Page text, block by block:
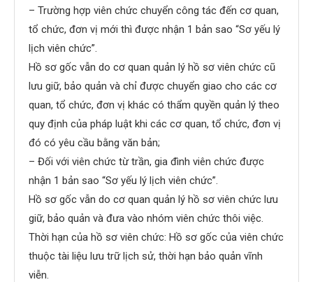
– Trường hợp viên chức chuyển công tác đến cơ quan,
tổ chức, đơn vị mới thì được nhận 1 bản sao “Sơ yếu lý
lịch viên chức”.
Hồ sơ gốc vẫn do cơ quan quản lý hồ sơ viên chức cũ
lưu giữ, bảo quản và chỉ được chuyển giao cho các cơ
quan, tổ chức, đơn vị khác có thẩm quyền quản lý theo
quy định của pháp luật khi các cơ quan, tổ chức, đơn vị
đó có yêu cầu bằng văn bản;
– Đối với viên chức từ trần, gia đình viên chức được
nhận 1 bản sao “Sơ yếu lý lịch viên chức”.
Hồ sơ gốc vẫn do cơ quan quản lý hồ sơ viên chức lưu
giữ, bảo quản và đưa vào nhóm viên chức thôi việc.
Thời hạn của hồ sơ viên chức: Hồ sơ gốc của viên chức
thuộc tài liệu lưu trữ lịch sử, thời hạn bảo quản vĩnh
viễn.